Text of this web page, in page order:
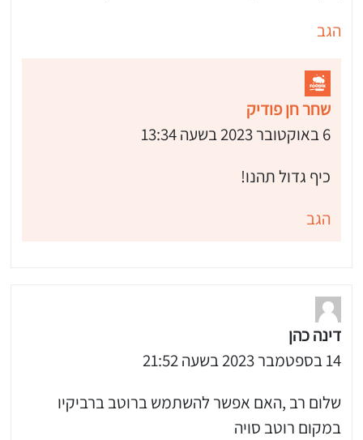
הגב
שחר חן פודיק
6 באוקטובר 2023 בשעה 13:34
כיף גדול תהנו!
הגב
דינה כהן
14 בספטמבר 2023 בשעה 21:52
שלום רב ,האם אפשר להשתמש ברוטב ברביקיו
במקום רוטב סויה